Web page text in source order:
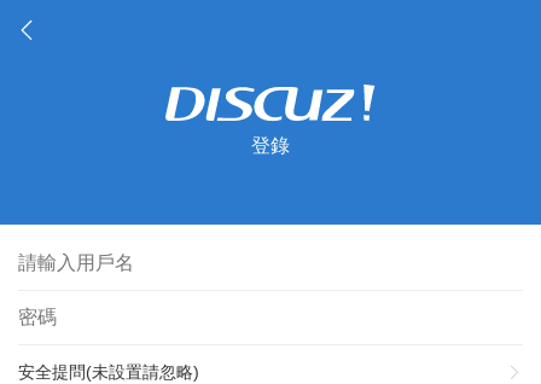
登錄
安全提問(未設置請忽略)